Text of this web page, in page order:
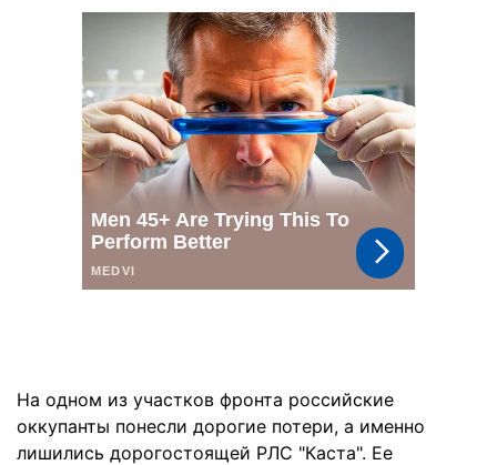
На одном из участков фронта российские
оккупанты понесли дорогие потери, а именно
лишились дорогостоящей РЛС "Каста". Ее